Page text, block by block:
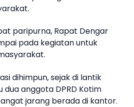
paripurna, Rapat Dengar
pada kegiatan untuk
dihimpun, sejak di lantik
anggota DPRD Kotim
jarang berada di kantor.